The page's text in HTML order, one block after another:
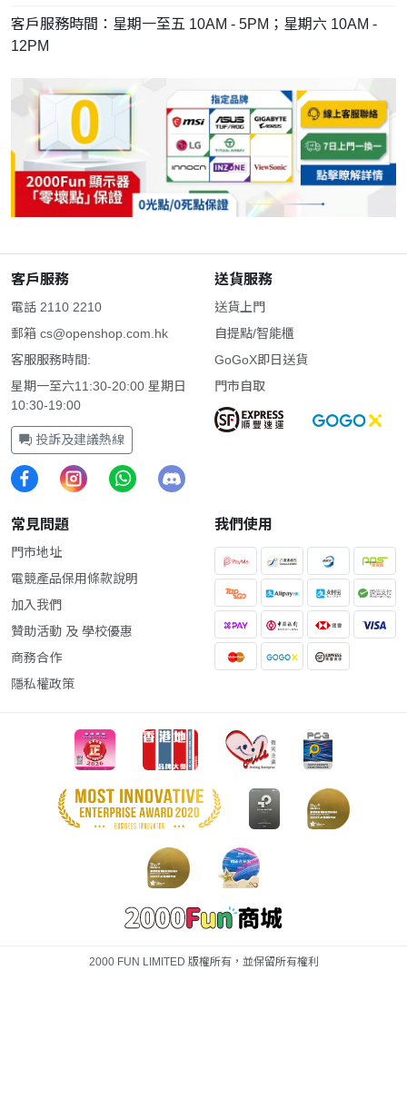
客戶服務時間：星期一至五 10AM - 5PM；星期六 10AM -
12PM
客戶服務
電話 2110 2210
郵箱 cs@openshop.com.hk
客服服務時間:
星期一至六11:30-20:00 星期日
10:30-19:00
投訴及建議熱線
送貨服務
送貨上門
自提點/智能櫃
GoGoX即日送貨
門市自取
常見問題
門市地址
電競產品保用條款說明
加入我們
贊助活動 及 學校優惠
商務合作
隱私權政策
我們使用
2000 FUN LIMITED 版權所有，並保留所有權利